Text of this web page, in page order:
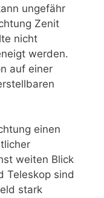
ungefähr
Zenit
nicht
werden.
auf einer
einen
weiten Blick
Teleskop sind
stark